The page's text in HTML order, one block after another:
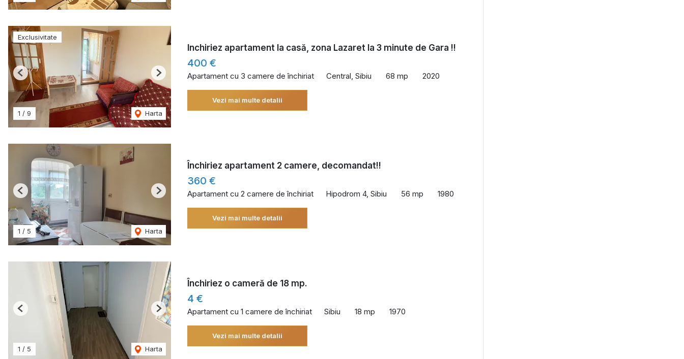
Exclusivitate
1 / 9 Harta
Previous Next
Inchiriez apartament la casă, zona Lazaret la 3 minute de Gara !!
400 €
Apartament cu 3 camere de închiriat Central, Sibiu 68 mp 2020
Vezi mai multe detalii
1 / 5 Harta
Previous Next
Închiriez apartament 2 camere, decomandat!!
360 €
Apartament cu 2 camere de închiriat Hipodrom 4, Sibiu 56 mp 1980
Vezi mai multe detalii
1 / 5 Harta
Previous Next
Închiriez o cameră de 18 mp.
4 €
Apartament cu 1 camere de închiriat Sibiu 18 mp 1970
Vezi mai multe detalii